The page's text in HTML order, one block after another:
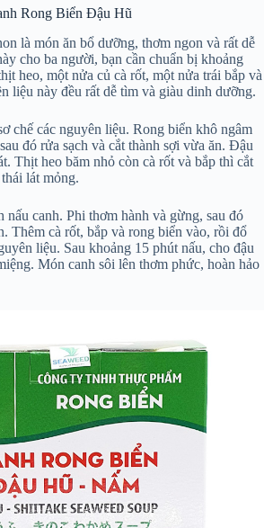
Rong Biển Đậu Hũ
là món ăn bổ dưỡng, thơm ngon và rất dễ
cho ba người, bạn cần chuẩn bị khoảng
heo, một nửa củ cà rốt, một nửa trái bắp và
liệu này đều rất dễ tìm và giàu dinh dưỡng.
chế các nguyên liệu. Rong biển khô ngâm
đó rửa sạch và cắt thành sợi vừa ăn. Đậu
Thịt heo băm nhỏ còn cà rốt và bắp thì cắt
lát mỏng.
nấu canh. Phi thơm hành và gừng, sau đó
Thêm cà rốt, bắp và rong biển vào, rồi đổ
liệu. Sau khoảng 15 phút nấu, cho đậu
Món canh sôi lên thơm phức, hoàn hảo